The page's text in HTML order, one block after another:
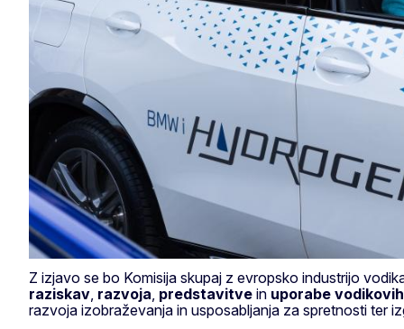
Z izjavo se bo Komisija skupaj z evropsko industrijo
raziskav razvoja predstavitve in uporabe
razvoja izobraževanja in usposabljanja za spretnosti ter